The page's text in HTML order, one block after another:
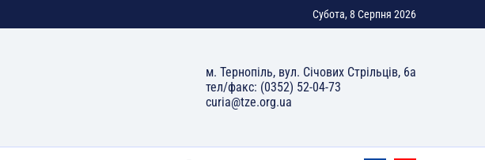
Субота, 8 Серпня 2026
м. Тернопіль, вул. Січових Стрільців, 6а
тел/факс: (0352) 52-04-73
curia@tze.org.ua